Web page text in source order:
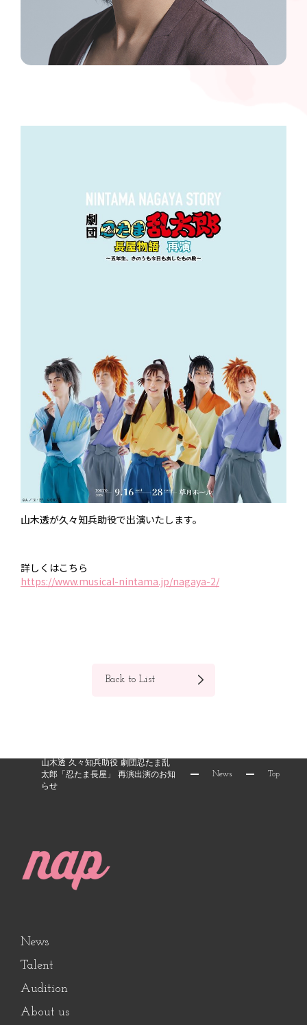
山木透が久々知兵助役で出演いたします。
詳しくはこちら
https://www.musical-nintama.jp/nagaya-2/
Back to List
山木透 久々知兵助役 劇団忍たま乱
太郎「忍たま長屋」 再演出演のお知
らせ
News Top
News
Talent
Audition
About us